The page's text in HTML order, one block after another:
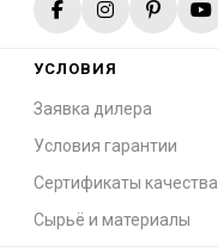
УСЛОВИЯ
Заявка дилера
Условия гарантии
Сертификаты качества
Сырьё и материалы